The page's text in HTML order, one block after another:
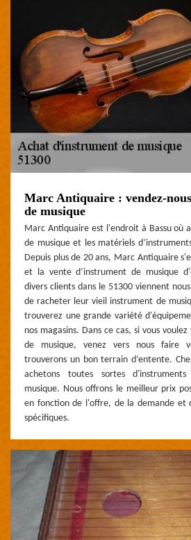
Marc Antiquaire : vendez-
de musique
Marc Antiquaire est l'endroit à Bassu où
de musique et les matériels
Depuis plus de 20 ans, Marc Antiquaire
et la vente d’instrument de musique
divers clients dans le 51300 viennent
de racheter leur vieil instrument de
trouverez une grande variété
nos magasins. Dans ce cas, si vous
de musique, venez vers nous faire
trouverons un bon terrain d’entente.
achetons toutes sortes
musique. Nous offrons le meilleur prix
en fonction de l'offre, de la demande et
spécifiques.